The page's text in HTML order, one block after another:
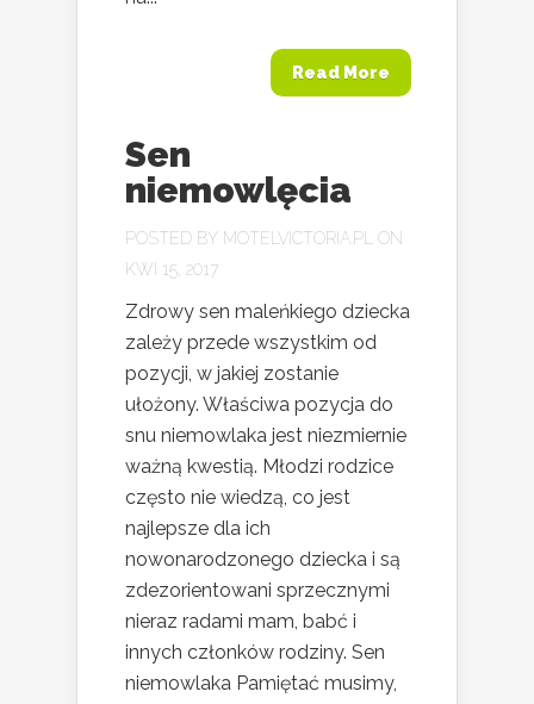
Read More
Sen
niemowlęcia
POSTED BY MOTELVICTORIA.PL ON
KWI 15, 2017
Zdrowy sen maleńkiego dziecka
zależy przede wszystkim od
pozycji, w jakiej zostanie
ułożony. Właściwa pozycja do
snu niemowlaka jest niezmiernie
ważną kwestią. Młodzi rodzice
często nie wiedzą, co jest
najlepsze dla ich
nowonarodzonego dziecka i są
zdezorientowani sprzecznymi
nieraz radami mam, babć i
innych członków rodziny. Sen
niemowlaka Pamiętać musimy,